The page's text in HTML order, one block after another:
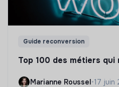
Guide reconversion
Top 100 des métiers
Marianne Roussel•17 juin